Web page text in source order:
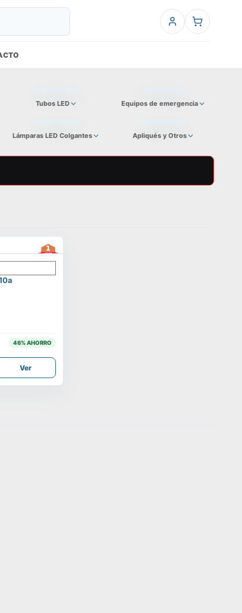
Tubos LED Equipos de emergencia
Lámparas LED Colgantes Apliqués y Otros
46% AHORRO
Ver